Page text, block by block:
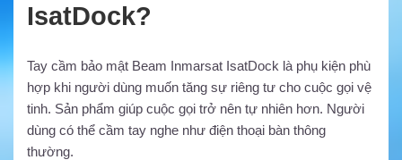
IsatDock?
Tay cầm bảo mật Beam Inmarsat IsatDock là phụ kiện phù
hợp khi người dùng muốn tăng sự riêng tư cho cuộc gọi vệ
tinh. Sản phẩm giúp cuộc gọi trở nên tự nhiên hơn. Người
dùng có thể cầm tay nghe như điện thoại bàn thông
thường.